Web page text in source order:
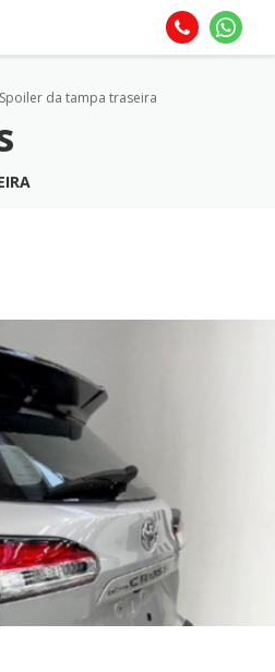
Spoiler da tampa traseira